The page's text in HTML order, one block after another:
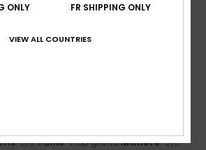
5/5
: 5/5 Taille: Trop grandMatière: 5/5
ONLY FR SHIPPING ONLY
VIEW ALL COUNTRIES